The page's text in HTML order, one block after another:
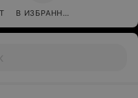
В ИЗБРАННОЕ